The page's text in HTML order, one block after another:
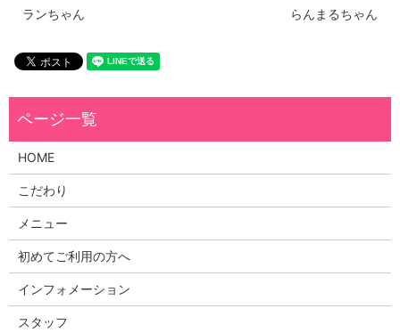
ランちゃん らんまるちゃん
HOME
こだわり
メニュー
初めてご利用の方へ
インフォメーション
スタッフ